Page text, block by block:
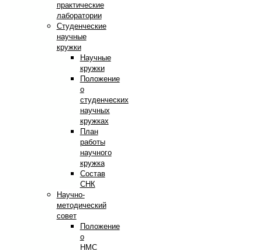
практические
лаборатории
Студенческие
научные
кружки
Научные
кружки
Положение
о
студенческих
научных
кружках
План
работы
научного
кружка
Состав
СНК
Научно-
методический
совет
Положение
о
НМС